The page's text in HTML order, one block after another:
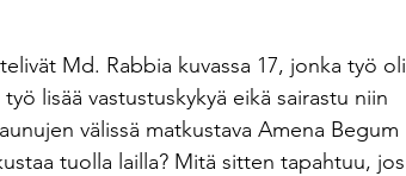
Md. Rabbia kuvassa 17, jonka työ oli
lisää vastustuskykyä eikä sairastu niin
välissä matkustava Amena Begum
tuolla lailla? Mitä sitten tapahtuu, jos